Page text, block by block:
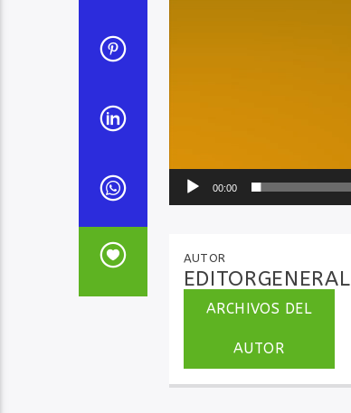
00:00
AUTOR
EDITORGENERAL
ARCHIVOS DEL
AUTOR